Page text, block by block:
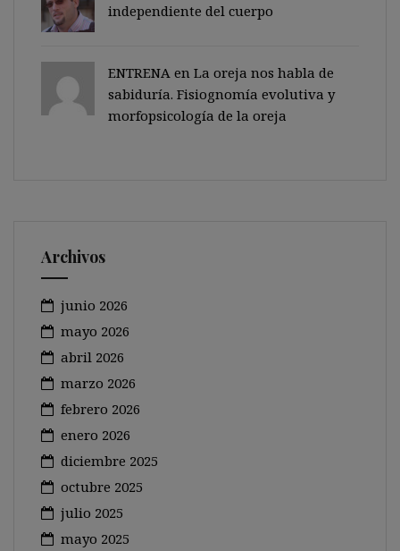
independiente del cuerpo
ENTRENA en La oreja nos habla de
sabiduría. Fisiognomía evolutiva y
morfopsicología de la oreja
Archivos
junio 2026
mayo 2026
abril 2026
marzo 2026
febrero 2026
enero 2026
diciembre 2025
octubre 2025
julio 2025
mayo 2025